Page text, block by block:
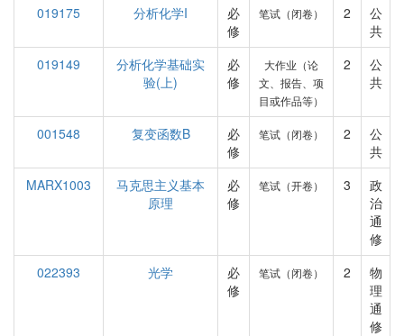
019175
分析化学I
必
修
笔试（闭卷） 2
公
共
019149
分析化学基础实
验(上)
必
修
大作业（论
文、报告、项
目或作品等）
2
公
共
001548 复变函数B
必
修
笔试（闭卷） 2
公
共
MARX1003
马克思主义基本
原理
必
修
笔试（开卷） 3
政
治
通
修
022393
光学
必
修
笔试（闭卷） 2
物
理
通
修